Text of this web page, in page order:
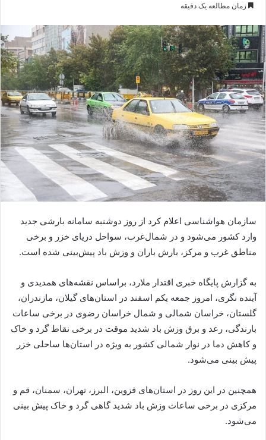
زمان مطالعه یک دقیقه
سازمان هواشناسی اعلام کرد از روز دوشنبه سامانه بارشی جدید
وارد کشور می‌شود و در شمال‌غرب، سواحل دریای خزر و برخی
مناطق غرب و مرکز، بارش باران و وزش باد پیش‌بینی شده است.
به گزارش پایگاه خبری اقتدار ملارد، براساس نقشه‌های همدیدی و
آینده نگری، امروز جمعه یکم اسفند در استان‌های گیلان، مازندران،
گلستان، خراسان شمالی و شمال خراسان رضوی در برخی ساعات
بارندگی، رعد و برق وزش باد شدید موقت در برخی نقاط گرد و خاک
و کاهش دما در نوار شمالی کشور به ویژه در استان‌ها ساحلی خزر
پیش بینی می‌شود.
همچنین در این روز در استان‌های قزوین، البرز، تهران، سمنان، قم و
مرکزی در برخی ساعات وزش باد شدید گاهی گرد و خاک پیش بینی
می‌شود.